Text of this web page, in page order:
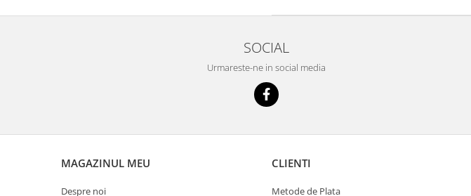
SOCIAL
Urmareste-ne in social media
MAGAZINUL MEU
Despre noi
CLIENTI
Metode de Plata